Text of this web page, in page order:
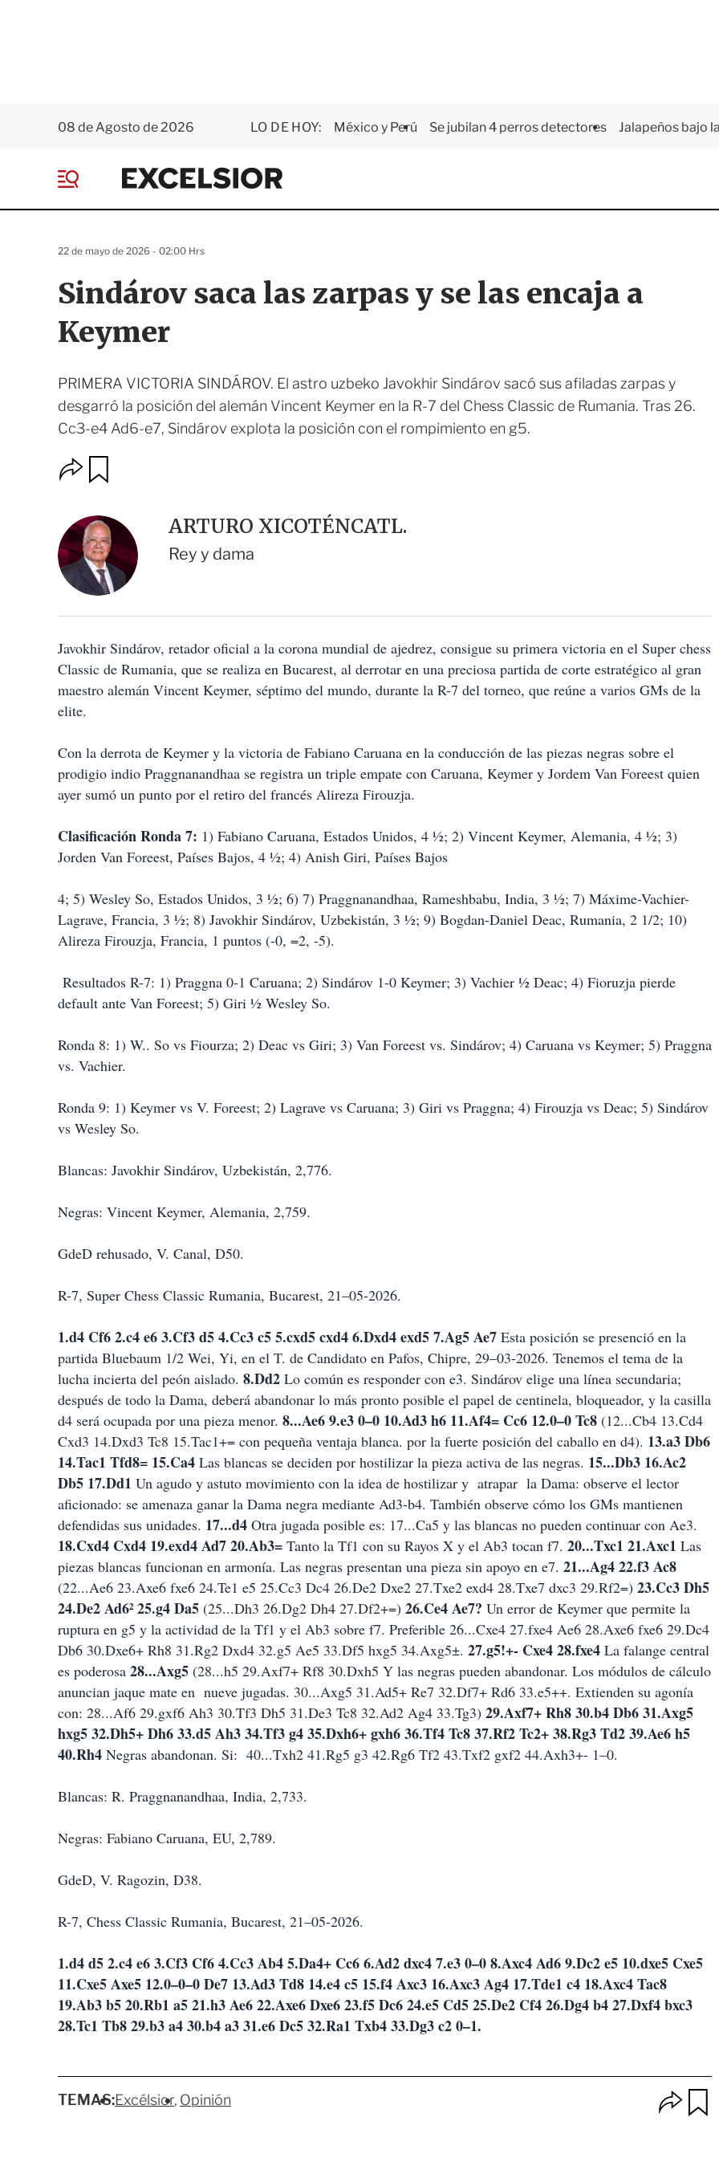
08 de Agosto de 2026 LO DE HOY: México y Perú Se jubilan 4 perros detectores Jalapeños bajo
E
x
e
r
e
Sindárov saca las zarpas y se las encaja a
Keymer
PRIMERA VICTORIA SINDÁROV. El astro uzbeko Javokhir Sindárov sacó sus afiladas zarpas y
desgarró la posición del alemán Vincent Keymer en la R-7 del Chess Classic de Rumania. Tras 26.
Cc3-e4 Ad6-e7, Sindárov explota la posición con el rompimiento en g5.
22 de mayo de 2026 - 02:00 Hrs
O
p
o
n
e
s
d
e
c
m
a
r
d
ARTURO XICOTÉNCATL.
Rey y dama
Javokhir Sindárov, retador oficial a la corona mundial de ajedrez, consigue su primera victoria en el Super chess
Classic de Rumania, que se realiza en Bucarest, al derrotar en una preciosa partida de corte estratégico al gran
maestro alemán Vincent Keymer, séptimo del mundo, durante la R-7 del torneo, que reúne a varios GMs de la
elite.
Con la derrota de Keymer y la victoria de Fabiano Caruana en la conducción de las piezas negras sobre el
prodigio indio Praggnanandhaa se registra un triple empate con Caruana, Keymer y Jordem Van Foreest quien
ayer sumó un punto por el retiro del francés Alireza Firouzja.
Clasificación Ronda 7: 1) Fabiano Caruana, Estados Unidos, 4 ½; 2) Vincent Keymer, Alemania, 4 ½; 3)
Jorden Van Foreest, Países Bajos, 4 ½; 4) Anish Giri, Países Bajos
4; 5) Wesley So, Estados Unidos, 3 ½; 6) 7) Praggnanandhaa, Rameshbabu, India, 3 ½; 7) Máxime-Vachier-
Lagrave, Francia, 3 ½; 8) Javokhir Sindárov, Uzbekistán, 3 ½; 9) Bogdan-Daniel Deac, Rumania, 2 1/2; 10)
Alireza Firouzja, Francia, 1 puntos (-0, =2, -5).
Resultados R-7: 1) Praggna 0-1 Caruana; 2) Sindárov 1-0 Keymer; 3) Vachier ½ Deac; 4) Fioruzja pierde
default ante Van Foreest; 5) Giri ½ Wesley So.
Ronda 8: 1) W.. So vs Fiourza; 2) Deac vs Giri; 3) Van Foreest vs. Sindárov; 4) Caruana vs Keymer; 5) Praggna
vs. Vachier.
Ronda 9: 1) Keymer vs V. Foreest; 2) Lagrave vs Caruana; 3) Giri vs Praggna; 4) Firouzja vs Deac; 5) Sindárov
vs Wesley So.
Blancas: Javokhir Sindárov, Uzbekistán, 2,776.
Negras: Vincent Keymer, Alemania, 2,759.
GdeD rehusado, V. Canal, D50.
R-7, Super Chess Classic Rumania, Bucarest, 21–05-2026.
1.d4 Cf6 2.c4 e6 3.Cf3 d5 4.Cc3 c5 5.cxd5 cxd4 6.Dxd4 exd5 7.Ag5 Ae7 Esta posición se presenció en la
partida Bluebaum 1/2 Wei, Yi, en el T. de Candidato en Pafos, Chipre, 29–03-2026. Tenemos el tema de la
lucha incierta del peón aislado. 8.Dd2 Lo común es responder con e3. Sindárov elige una línea secundaria;
después de todo la Dama, deberá abandonar lo más pronto posible el papel de centinela, bloqueador, y la casilla
d4 será ocupada por una pieza menor. 8...Ae6 9.e3 0–0 10.Ad3 h6 11.Af4= Cc6 12.0–0 Tc8 (12...Cb4 13.Cd4
Cxd3 14.Dxd3 Tc8 15.Tac1+= con pequeña ventaja blanca. por la fuerte posición del caballo en d4). 13.a3 Db6
14.Tac1 Tfd8= 15.Ca4 Las blancas se deciden por hostilizar la pieza activa de las negras. 15...Db3 16.Ac2
Db5 17.Dd1 Un agudo y astuto movimiento con la idea de hostilizar y atrapar la Dama: observe el lector
aficionado: se amenaza ganar la Dama negra mediante Ad3-b4. También observe cómo los GMs mantienen
defendidas sus unidades. 17...d4 Otra jugada posible es: 17...Ca5 y las blancas no pueden continuar con Ae3.
18.Cxd4 Cxd4 19.exd4 Ad7 20.Ab3= Tanto la Tf1 con su Rayos X y el Ab3 tocan f7. 20...Txc1 21.Axc1 Las
piezas blancas funcionan en armonía. Las negras presentan una pieza sin apoyo en e7. 21...Ag4 22.f3 Ac8
(22...Ae6 23.Axe6 fxe6 24.Te1 e5 25.Cc3 Dc4 26.De2 Dxe2 27.Txe2 exd4 28.Txe7 dxc3 29.Rf2=) 23.Cc3 Dh5
24.De2 Ad6² 25.g4 Da5 (25...Dh3 26.Dg2 Dh4 27.Df2+=) 26.Ce4 Ae7? Un error de Keymer que permite la
ruptura en g5 y la actividad de la Tf1 y el Ab3 sobre f7. Preferible 26...Cxe4 27.fxe4 Ae6 28.Axe6 fxe6 29.Dc4
Db6 30.Dxe6+ Rh8 31.Rg2 Dxd4 32.g5 Ae5 33.Df5 hxg5 34.Axg5±. 27.g5!+- Cxe4 28.fxe4 La falange central
es poderosa 28...Axg5 (28...h5 29.Axf7+ Rf8 30.Dxh5 Y las negras pueden abandonar. Los módulos de cálculo
anuncian jaque mate en nueve jugadas. 30...Axg5 31.Ad5+ Re7 32.Df7+ Rd6 33.e5++. Extienden su agonía
con: 28...Af6 29.gxf6 Ah3 30.Tf3 Dh5 31.De3 Tc8 32.Ad2 Ag4 33.Tg3) 29.Axf7+ Rh8 30.b4 Db6 31.Axg5
hxg5 32.Dh5+ Dh6 33.d5 Ah3 34.Tf3 g4 35.Dxh6+ gxh6 36.Tf4 Tc8 37.Rf2 Tc2+ 38.Rg3 Td2 39.Ae6 h5
40.Rh4 Negras abandonan. Si: 40...Txh2 41.Rg5 g3 42.Rg6 Tf2 43.Txf2 gxf2 44.Axh3+- 1–0.
Blancas: R. Praggnanandhaa, India, 2,733.
Negras: Fabiano Caruana, EU, 2,789.
GdeD, V. Ragozin, D38.
R-7, Chess Classic Rumania, Bucarest, 21–05-2026.
1.d4 d5 2.c4 e6 3.Cf3 Cf6 4.Cc3 Ab4 5.Da4+ Cc6 6.Ad2 dxc4 7.e3 0–0 8.Axc4 Ad6 9.Dc2 e5 10.dxe5 Cxe5
11.Cxe5 Axe5 12.0–0–0 De7 13.Ad3 Td8 14.e4 c5 15.f4 Axc3 16.Axc3 Ag4 17.Tde1 c4 18.Axc4 Tac8
19.Ab3 b5 20.Rb1 a5 21.h3 Ae6 22.Axe6 Dxe6 23.f5 Dc6 24.e5 Cd5 25.De2 Cf4 26.Dg4 b4 27.Dxf4 bxc3
28.Tc1 Tb8 29.b3 a4 30.b4 a3 31.e6 Dc5 32.Ra1 Txb4 33.Dg3 c2 0–1.
TEMAS:Excélsior Opinión
p